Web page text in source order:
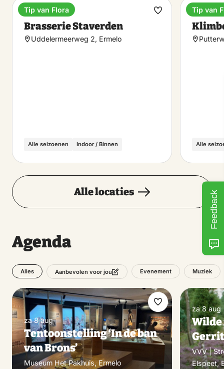
Brasserie
Brasserie Staverden
Uddelermeerweg 2, Ermelo
Alle seizoenen Indoor / Binnen
Tip van Flora
Maak
Alle
Tip van
Alle locaties
Agenda
Alles Aanbevolen voor jou Evenement Muziek
za 8 aug
Tentoonstelling ‘In de ban
van Brons’
Museum Het Pakhuis, Ermelo
Maak
favoriet
za 8 aug
VVV |
Elspeet,
Feedback